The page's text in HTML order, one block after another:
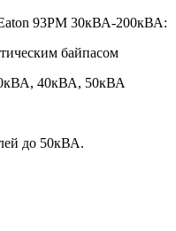
93PM 30кВА-200кВА:
байпасом
40кВА, 50кВА
до 50кВА.